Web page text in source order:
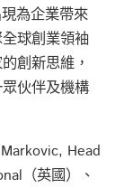
為企業帶來
球創業領袖
創新思維，
伙伴及機構
Head
（英國）、